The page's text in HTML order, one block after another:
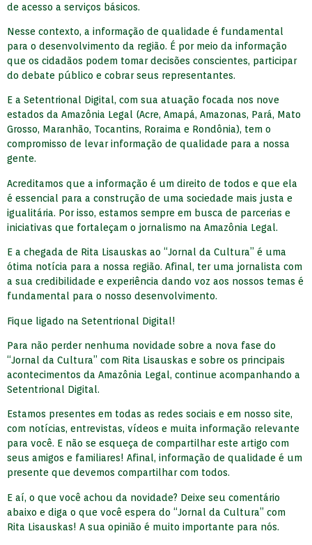
de acesso a serviços básicos.
Nesse contexto, a informação de qualidade é fundamental
para o desenvolvimento da região. É por meio da informação
que os cidadãos podem tomar decisões conscientes, participar
do debate público e cobrar seus representantes.
E a Setentrional Digital, com sua atuação focada nos nove
estados da Amazônia Legal (Acre, Amapá, Amazonas, Pará, Mato
Grosso, Maranhão, Tocantins, Roraima e Rondônia), tem o
compromisso de levar informação de qualidade para a nossa
gente.
Acreditamos que a informação é um direito de todos e que ela
é essencial para a construção de uma sociedade mais justa e
igualitária. Por isso, estamos sempre em busca de parcerias e
iniciativas que fortaleçam o jornalismo na Amazônia Legal.
E a chegada de Rita Lisauskas ao “Jornal da Cultura” é uma
ótima notícia para a nossa região. Afinal, ter uma jornalista com
a sua credibilidade e experiência dando voz aos nossos temas é
fundamental para o nosso desenvolvimento.
Fique ligado na Setentrional Digital!
Para não perder nenhuma novidade sobre a nova fase do
“Jornal da Cultura” com Rita Lisauskas e sobre os principais
acontecimentos da Amazônia Legal, continue acompanhando a
Setentrional Digital.
Estamos presentes em todas as redes sociais e em nosso site,
com notícias, entrevistas, vídeos e muita informação relevante
para você. E não se esqueça de compartilhar este artigo com
seus amigos e familiares! Afinal, informação de qualidade é um
presente que devemos compartilhar com todos.
E aí, o que você achou da novidade? Deixe seu comentário
abaixo e diga o que você espera do “Jornal da Cultura” com
Rita Lisauskas! A sua opinião é muito importante para nós.